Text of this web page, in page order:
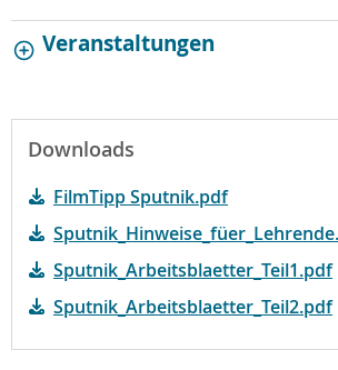
Veranstaltungen
Downloads
FilmTipp Sputnik.pdf
Sputnik_Arbeitsblaetter_Teil1.pdf
Sputnik_Arbeitsblaetter_Teil2.pdf